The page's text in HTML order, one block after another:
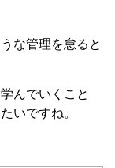
な管理を怠ると
んでいくこと
いですね。